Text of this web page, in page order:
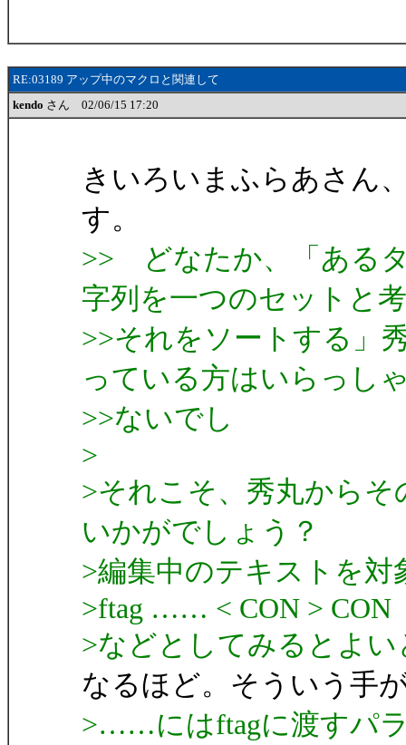
RE:03189 アップ中のマクロと関連して
kendo さん 02/06/15 17:20
きいろいまふらあさん
す。
>> どなたか、「ある
字列を一つのセットと
>>それをソートする」
っている方はいらっし
>>ないでし
>
>それこそ、秀丸から
いかがでしょう？
>編集中のテキストを
>ftag …… < CON > CON
>などとしてみるとよ
なるほど。そういう手
>……にはftagに渡すパ